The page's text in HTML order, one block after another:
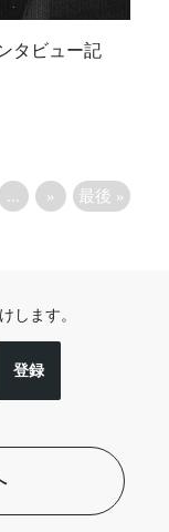
タビュー記
... » 最後 »
します。
登録